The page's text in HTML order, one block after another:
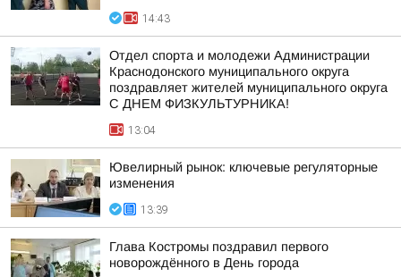
14:43
Отдел спорта и молодежи Администрации
Краснодонского муниципального округа
поздравляет жителей муниципального округа
С ДНЕМ ФИЗКУЛЬТУРНИКА!
13:04
Ювелирный рынок: ключевые регуляторные
изменения
13:39
Глава Костромы поздравил первого
новорождённого в День города